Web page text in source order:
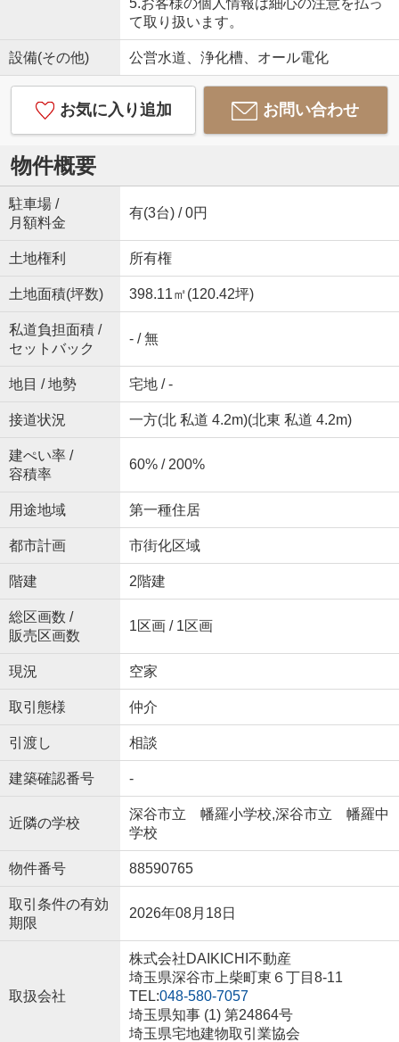
て取り扱います。
設備(その他) 公営水道、浄化槽、オール電化
お気に入り追加 お問い合わせ
物件概要
駐車場 /
月額料金
有(3台) / 0円
土地権利 所有権
土地面積(坪数) 398.11㎡(120.42坪)
私道負担面積 /
セットバック
- / 無
地目 / 地勢 宅地 / -
接道状況 一方(北 私道 4.2m)(北東 私道 4.2m)
建ぺい率 /
容積率
60% / 200%
用途地域 第一種住居
都市計画 市街化区域
階建 2階建
総区画数 /
販売区画数
1区画 / 1区画
現況 空家
取引態様 仲介
引渡し 相談
建築確認番号 -
近隣の学校
深谷市立 幡羅小学校,深谷市立 幡羅中
学校
物件番号 88590765
取引条件の有効
期限
2026年08月18日
取扱会社
株式会社DAIKICHI不動産
埼玉県深谷市上柴町東６丁目8-11
TEL:048-580-7057
埼玉県知事 (1) 第24864号
埼玉県宅地建物取引業協会